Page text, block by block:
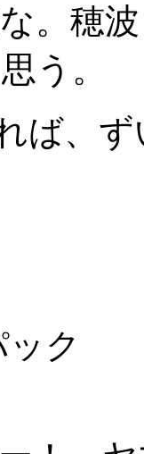
。穂
う。
ば、
ック